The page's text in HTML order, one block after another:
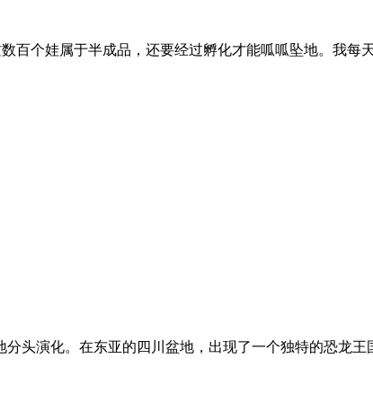
百个娃属于半成品，还要经过孵化才能呱呱坠地。我每
头演化。在东亚的四川盆地，出现了一个独特的恐龙